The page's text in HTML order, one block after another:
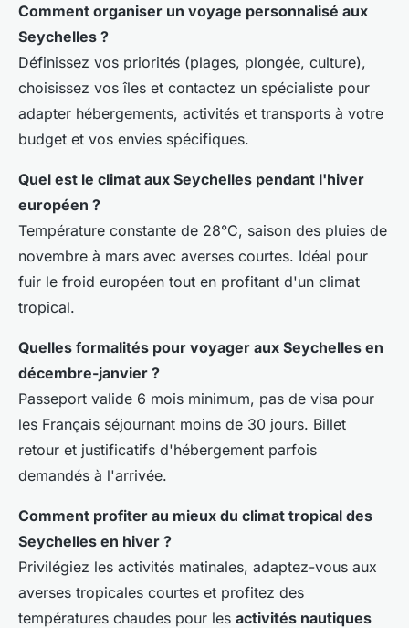
Comment organiser un voyage personnalisé aux
Seychelles ?
Définissez vos priorités (plages, plongée, culture),
choisissez vos îles et contactez un spécialiste pour
adapter hébergements, activités et transports à votre
budget et vos envies spécifiques.
Quel est le climat aux Seychelles pendant l'hiver
européen ?
Température constante de 28°C, saison des pluies de
novembre à mars avec averses courtes. Idéal pour
fuir le froid européen tout en profitant d'un climat
tropical.
Quelles formalités pour voyager aux Seychelles en
décembre-janvier ?
Passeport valide 6 mois minimum, pas de visa pour
les Français séjournant moins de 30 jours. Billet
retour et justificatifs d'hébergement parfois
demandés à l'arrivée.
Comment profiter au mieux du climat tropical des
Seychelles en hiver ?
Privilégiez les activités matinales, adaptez-vous aux
averses tropicales courtes et profitez des
températures chaudes pour les activités nautiques